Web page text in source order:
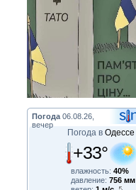
Погода 06.08.26,
вечер
Погода в Одессе
+33°
влажность: 40%
давление: 756 мм